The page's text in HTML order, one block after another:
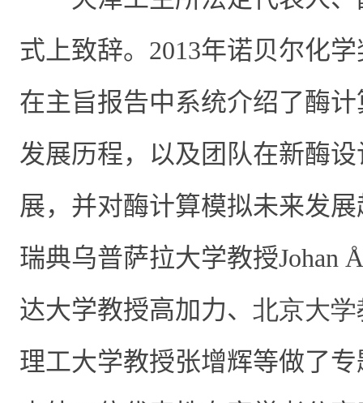
式上致辞。 2013年诺贝尔化
在主旨报告中系统介绍了酶
发展历程，以及 团队在新酶
展，并对酶计算模拟未来发
瑞典乌普萨拉大学教授Johan
达大学教授高加力、 北京大
理工大学教授张增辉等做了